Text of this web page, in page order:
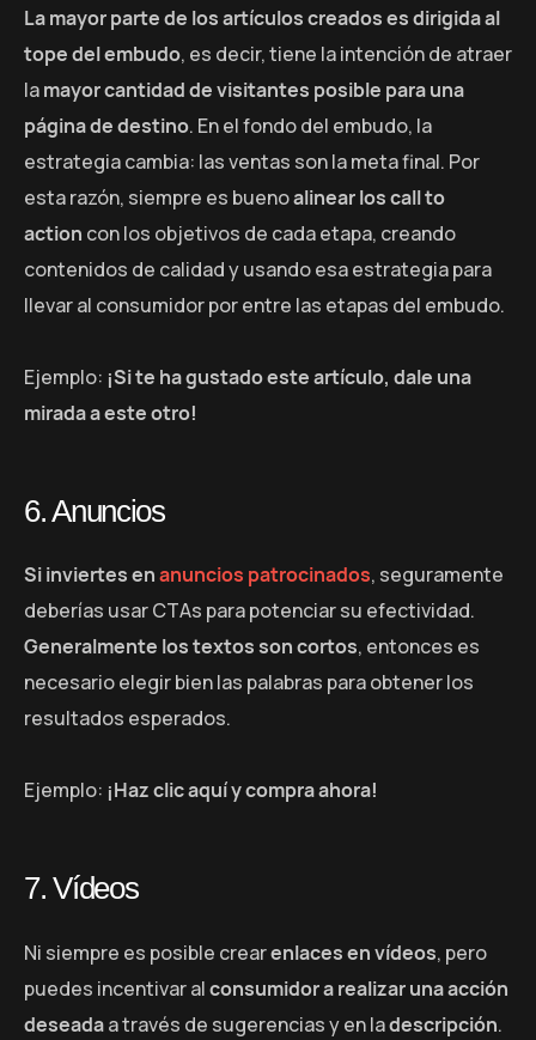
La mayor parte de los artículos creados es dirigida al
tope del embudo, es decir, tiene la intención de atraer
lamayor cantidad de visitantes posible para una
página de destino. En el fondo del embudo, la
estrategia cambia: las ventas son la meta final. Por
esta razón, siempre es buenoalinear los call to
action con los objetivos de cada etapa, creando
contenidos de calidad y usando esa estrategia para
llevar al consumidor por entre las etapas del embudo.
Ejemplo: ¡Si te ha gustado este artículo, dale una
mirada a este otro!
6. Anuncios
Si inviertes enanuncios patrocinados, seguramente
deberías usar CTAs para potenciar su efectividad.
Generalmente los textos son cortos, entonces es
necesario elegir bien las palabras para obtener los
resultados esperados.
Ejemplo: ¡Haz clic aquí y compra ahora!
7. Vídeos
Ni siempre es posible crearenlaces en vídeos, pero
puedes incentivar alconsumidor a realizar una acción
deseadaa través de sugerencias y en ladescripción.